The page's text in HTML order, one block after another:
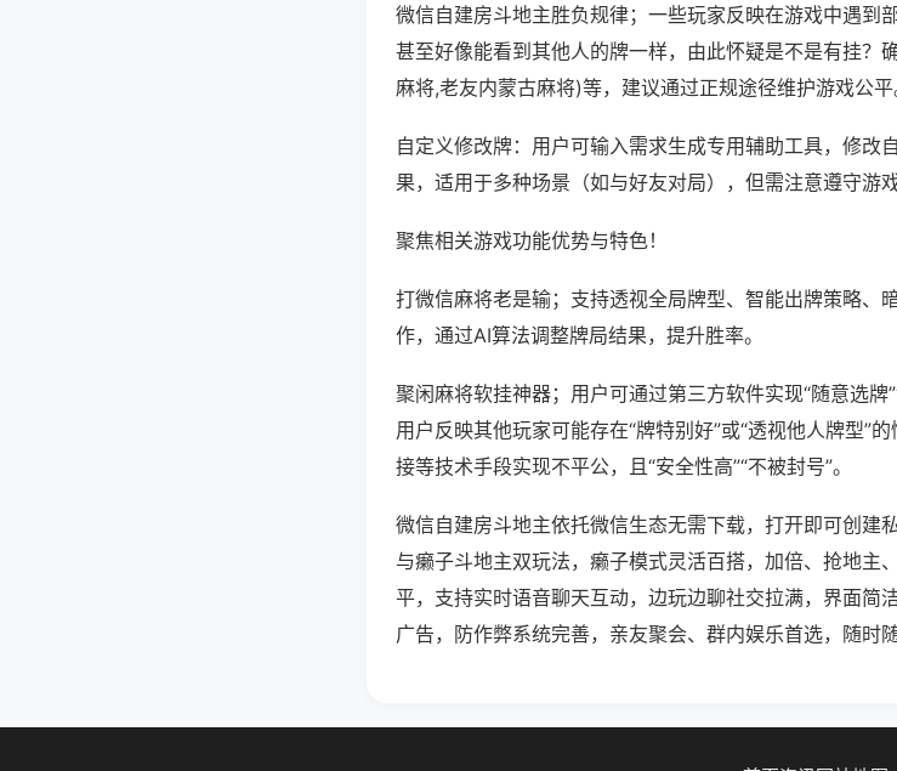
微信自建房斗地主胜负规律；一些玩家反映在游戏中遇到
甚至好像能看到其他人的牌一样，由此怀疑是不是有挂？
麻将,老友内蒙古麻将)等，建议通过正规途径维护游戏公平
自定义修改牌：用户可输入需求生成专用辅助工具，修改
果，适用于多种场景（如与好友对局），但需注意遵守游
聚焦相关游戏功能优势与特色！
打微信麻将老是输；支持透视全局牌型、智能出牌策略、
作，通过AI算法调整牌局结果，提升胜率。
聚闲麻将软挂神器；用户可通过第三方软件实现“随意选牌
用户反映其他玩家可能存在“牌特别好”或“透视他人牌型”
接等技术手段实现不平公，且“安全性高”“不被封号”。
微信自建房斗地主依托微信生态无需下载，打开即可创建
与癞子斗地主双玩法，癞子模式灵活百搭，加倍、抢地主
平，支持实时语音聊天互动，边玩边聊社交拉满，界面简
广告，防作弊系统完善，亲友聚会、群内娱乐首选，随时